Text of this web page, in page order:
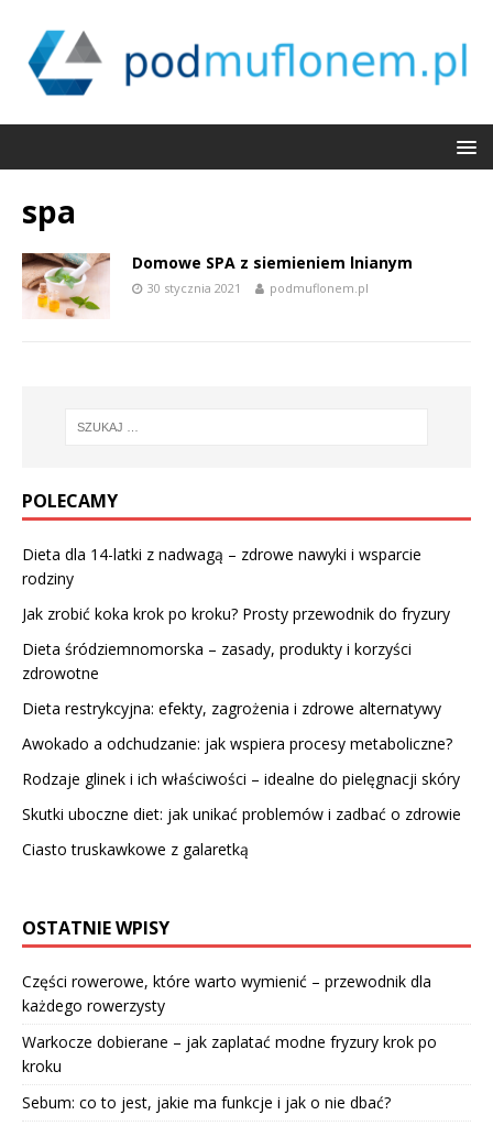
spa
Domowe SPA z siemieniem lnianym
30 stycznia 2021 podmuflonem.pl
POLECAMY
Dieta dla 14-latki z nadwagą – zdrowe nawyki i wsparcie
rodziny
Jak zrobić koka krok po kroku? Prosty przewodnik do fryzury
Dieta śródziemnomorska – zasady, produkty i korzyści
zdrowotne
Dieta restrykcyjna: efekty, zagrożenia i zdrowe alternatywy
Awokado a odchudzanie: jak wspiera procesy metaboliczne?
Rodzaje glinek i ich właściwości – idealne do pielęgnacji skóry
Skutki uboczne diet: jak unikać problemów i zadbać o zdrowie
Ciasto truskawkowe z galaretką
OSTATNIE WPISY
Części rowerowe, które warto wymienić – przewodnik dla
każdego rowerzysty
Warkocze dobierane – jak zaplatać modne fryzury krok po
kroku
Sebum: co to jest, jakie ma funkcje i jak o nie dbać?